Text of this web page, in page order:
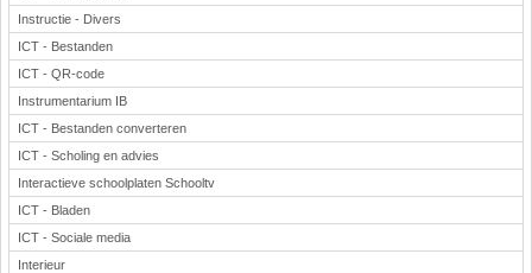
Instructie - Divers
ICT - Bestanden
ICT - QR-code
Instrumentarium IB
ICT - Bestanden converteren
ICT - Scholing en advies
Interactieve schoolplaten Schooltv
ICT - Bladen
ICT - Sociale media
Interieur